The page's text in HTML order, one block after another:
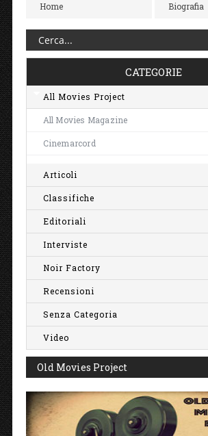
Home Biografia
CATEGORIE
All Movies Project
All Movies Magazine
Cinemarcord
Articoli
Classifiche
Editoriali
Interviste
Noir Factory
Recensioni
Senza Categoria
Video
Old Movies Project